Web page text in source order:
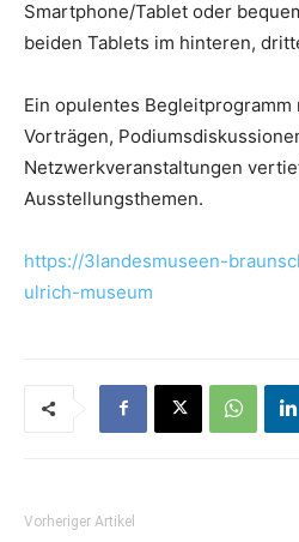
Smartphone/Tablet oder
beiden Tablets im hinteren,
Ein opulentes
Vorträgen,
Netzwerkveranstaltungen
Ausstellungsthemen.
https://3landesmuseen-
ulrich-museum
Vorheriger Artikel